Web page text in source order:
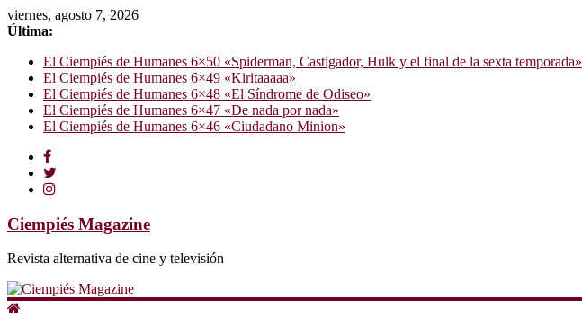
viernes, agosto 7, 2026
Última:
El Ciempiés de Humanes 6×50 «Spiderman, Castigador, Hulk y el final de la sexta temporada»
El Ciempiés de Humanes 6×49 «Kiritaaaaa»
El Ciempiés de Humanes 6×48 «El Síndrome de Odiseo»
El Ciempiés de Humanes 6×47 «De nada por nada»
El Ciempiés de Humanes 6×46 «Ciudadano Minion»
Ciempiés Magazine
Revista alternativa de cine y televisión